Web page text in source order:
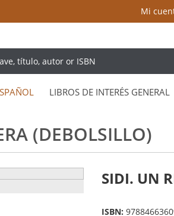
Mi
LIBROS DE INTERÉS GENERAL
(DEBOLSILLO)
SIDI. UN
ISBN: